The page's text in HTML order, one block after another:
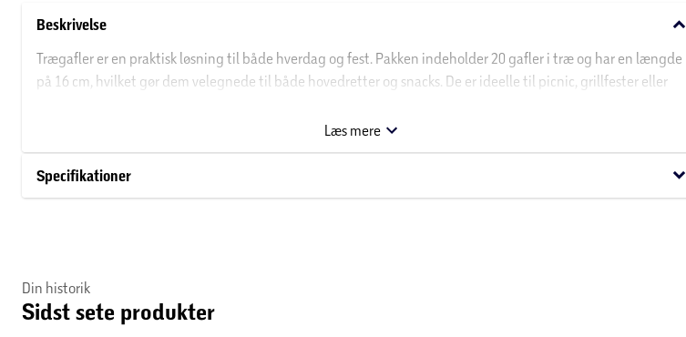
Beskrivelse keyboard_arrow_down
Trægafler er en praktisk løsning til både hverdag og fest. Pakken indeholder 20 gafler i træ og har en længde
på 16 cm, hvilket gør dem velegnede til både hovedretter og snacks. De er ideelle til picnic, grillfester eller
Læs mere
Specifikationer keyboard_arrow_down
Din historik
Sidst sete produkter